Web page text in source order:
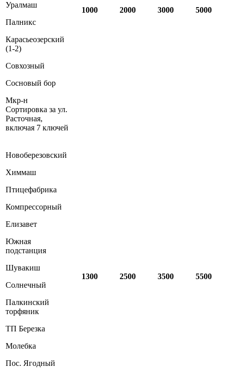
Уралмаш
Палникс
Карасьеозерский
(1-2)
Совхозный
Сосновый бор
Мкр-н
Сортировка за ул.
Расточная,
включая 7 ключей
1000 2000 3000 5000
Новоберезовский
Химмаш
Птицефабрика
Компрессорный
Елизавет
Южная
подстанция
Шувакиш
Солнечный
Палкинский
торфяник
ТП Березка
Молебка
Пос. Ягодный
1300 2500 3500 5500